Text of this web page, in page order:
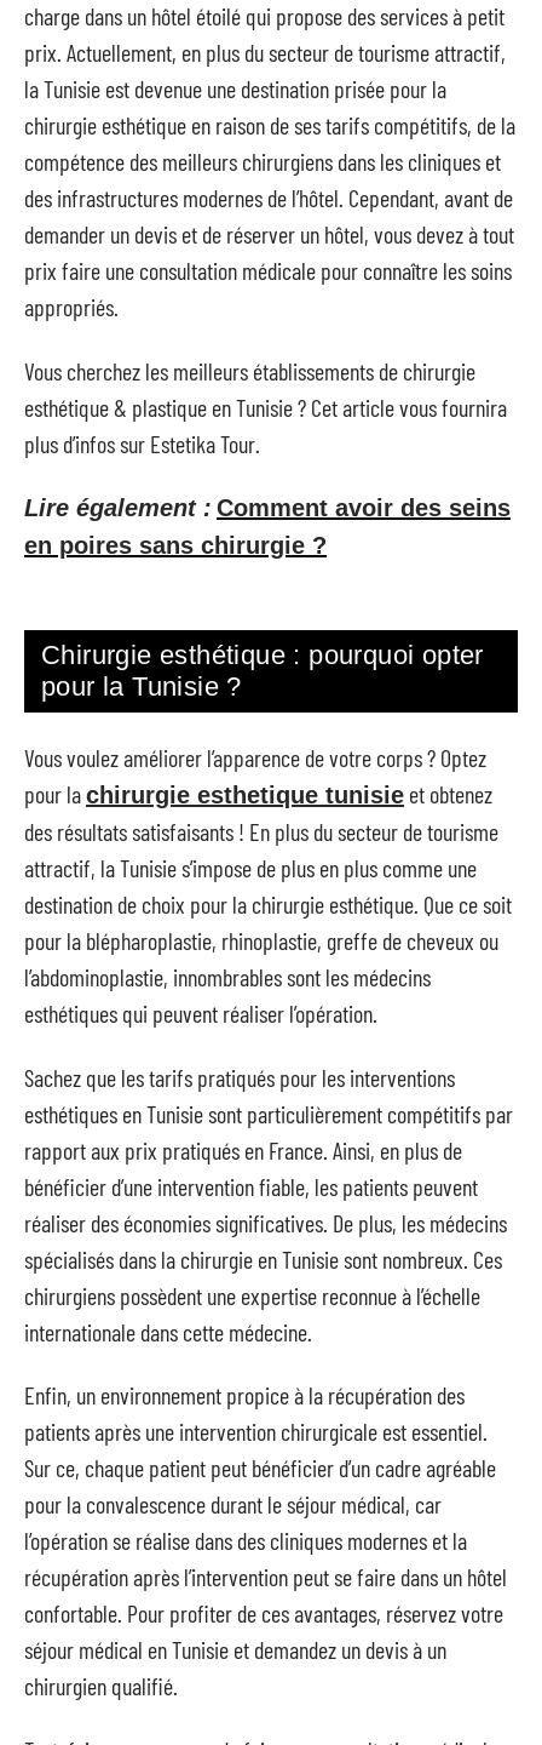
charge dans un hôtel étoilé qui propose des services à petit
prix. Actuellement, en plus du secteur de tourisme attractif,
la Tunisie est devenue une destination prisée pour la
chirurgie esthétique en raison de ses tarifs compétitifs, de la
compétence des meilleurs chirurgiens dans les cliniques et
des infrastructures modernes de l’hôtel. Cependant, avant de
demander un devis et de réserver un hôtel, vous devez à tout
prix faire une consultation médicale pour connaître les soins
appropriés.
Vous cherchez les meilleurs établissements de chirurgie
esthétique & plastique en Tunisie ? Cet article vous fournira
plus d’infos sur Estetika Tour.
Lire également : Comment avoir des seins
en poires sans chirurgie ?
Chirurgie esthétique : pourquoi opter
pour la Tunisie ?
Vous voulez améliorer l’apparence de votre corps ? Optez
pour lachirurgie esthetique tunisie et obtenez
des résultats satisfaisants ! En plus du secteur de tourisme
attractif, la Tunisie s’impose de plus en plus comme une
destination de choix pour la chirurgie esthétique. Que ce soit
pour la blépharoplastie, rhinoplastie, greffe de cheveux ou
l’abdominoplastie, innombrables sont les médecins
esthétiques qui peuvent réaliser l’opération.
Sachez que les tarifs pratiqués pour les interventions
esthétiques en Tunisie sont particulièrement compétitifs par
rapport aux prix pratiqués en France. Ainsi, en plus de
bénéficier d’une intervention fiable, les patients peuvent
réaliser des économies significatives. De plus, les médecins
spécialisés dans la chirurgie en Tunisie sont nombreux. Ces
chirurgiens possèdent une expertise reconnue à l’échelle
internationale dans cette médecine.
Enfin, un environnement propice à la récupération des
patients après une intervention chirurgicale est essentiel.
Sur ce, chaque patient peut bénéficier d’un cadre agréable
pour la convalescence durant le séjour médical, car
l’opération se réalise dans des cliniques modernes et la
récupération après l’intervention peut se faire dans un hôtel
confortable. Pour profiter de ces avantages, réservez votre
séjour médical en Tunisie et demandez un devis à un
chirurgien qualifié.